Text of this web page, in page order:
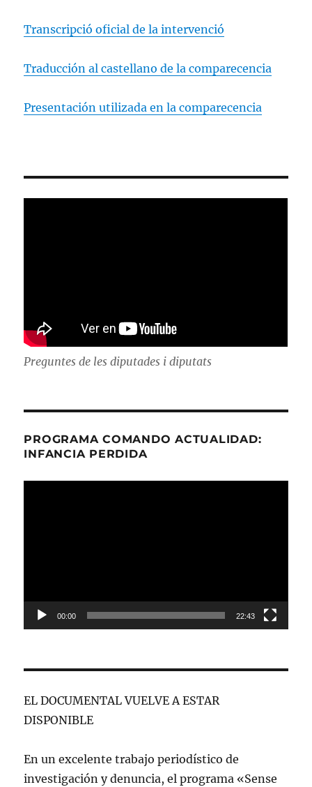
Transcripció oficial de la intervenció
Traducción al castellano de la comparecencia
Presentación utilizada en la comparecencia
Preguntes de les diputades i diputats
PROGRAMA COMANDO ACTUALIDAD:
INFANCIA PERDIDA
00:00 22:43
EL DOCUMENTAL VUELVE A ESTAR
DISPONIBLE
En un excelente trabajo periodístico de
investigación y denuncia, el programa «Sense